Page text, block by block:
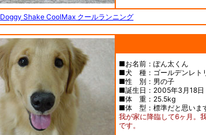
Doggy Shake CoolMax クールランニング
■お名前：ぽん太くん
■犬 種：ゴールデンレト
■性 別：男の子
■誕生日：2005年3月18日
■体 重：25.5kg
■体 型：標準だと思いま
我が家に降臨して6ヶ月。
です。